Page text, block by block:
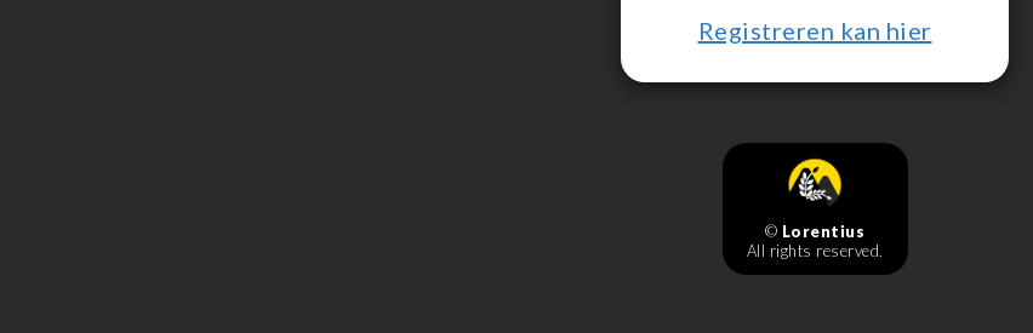
Registreren kan hier
© Lorentius
All rights reserved.